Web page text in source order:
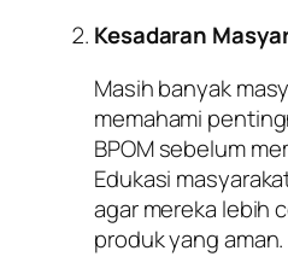
Kesadaran
Masih banyak
memahami
BPOM sebelum
Edukasi
agar mereka lebih
produk yang aman.